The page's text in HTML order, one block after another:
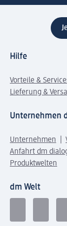
Hilfe
Vorteile &
Lieferung &
Unternehmen
Unternehmen
Anfahrt dm
Produktwelten
dm Welt